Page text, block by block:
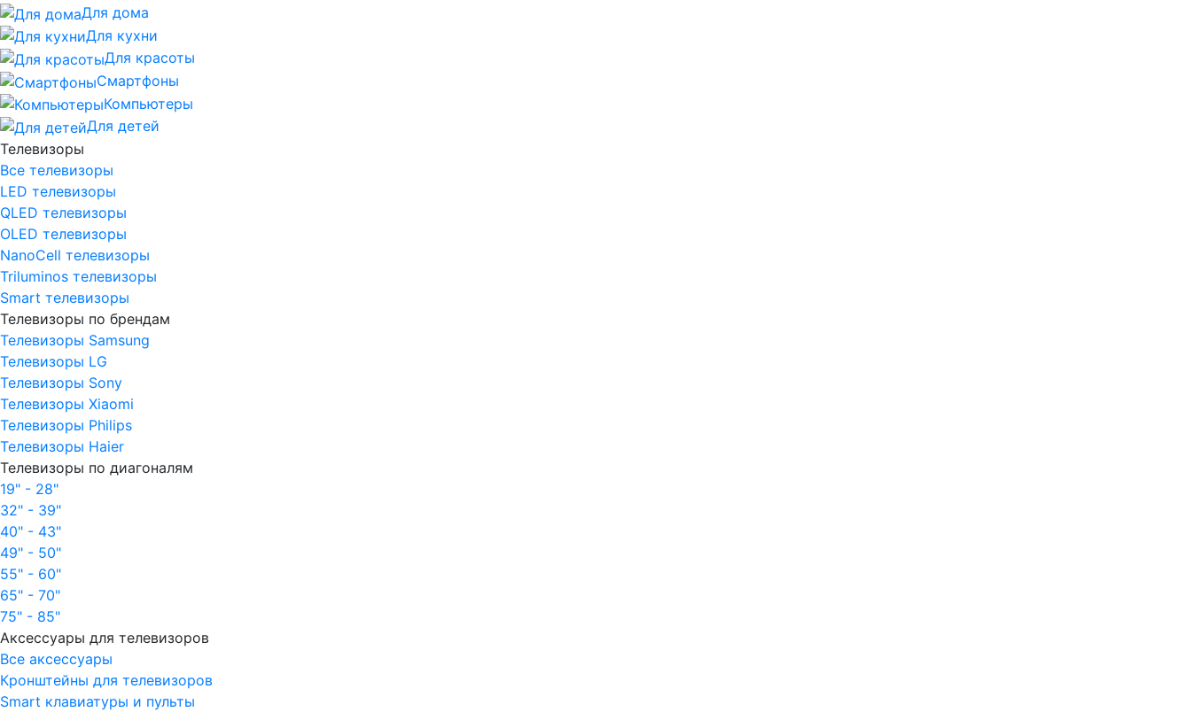
Для дома
Для кухни
Для красоты
Смартфоны
Компьютеры
Для детей
Телевизоры
Все телевизоры
LED телевизоры
QLED телевизоры
OLED телевизоры
NanoCell телевизоры
Triluminos телевизоры
Smart телевизоры
Телевизоры по брендам
Телевизоры Samsung
Телевизоры LG
Телевизоры Sony
Телевизоры Xiaomi
Телевизоры Philips
Телевизоры Haier
Телевизоры по диагоналям
19" - 28"
32" - 39"
40" - 43"
49" - 50"
55" - 60"
65" - 70"
75" - 85"
Аксессуары для телевизоров
Все аксессуары
Кронштейны для телевизоров
Smart клавиатуры и пульты